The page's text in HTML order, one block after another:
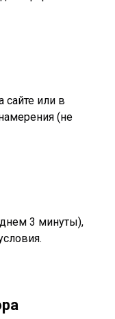
сайте или в
(не
3 минуты),